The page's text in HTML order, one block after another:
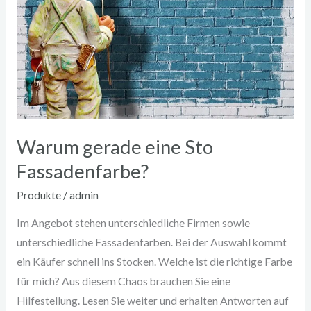
Warum gerade eine Sto
Fassadenfarbe?
Produkte/admin
Im Angebot stehen unterschiedliche Firmen sowie
unterschiedliche Fassadenfarben. Bei der Auswahl kommt
ein Käufer schnell ins Stocken. Welche ist die richtige Farbe
für mich? Aus diesem Chaos brauchen Sie eine
Hilfestellung. Lesen Sie weiter und erhalten Antworten auf